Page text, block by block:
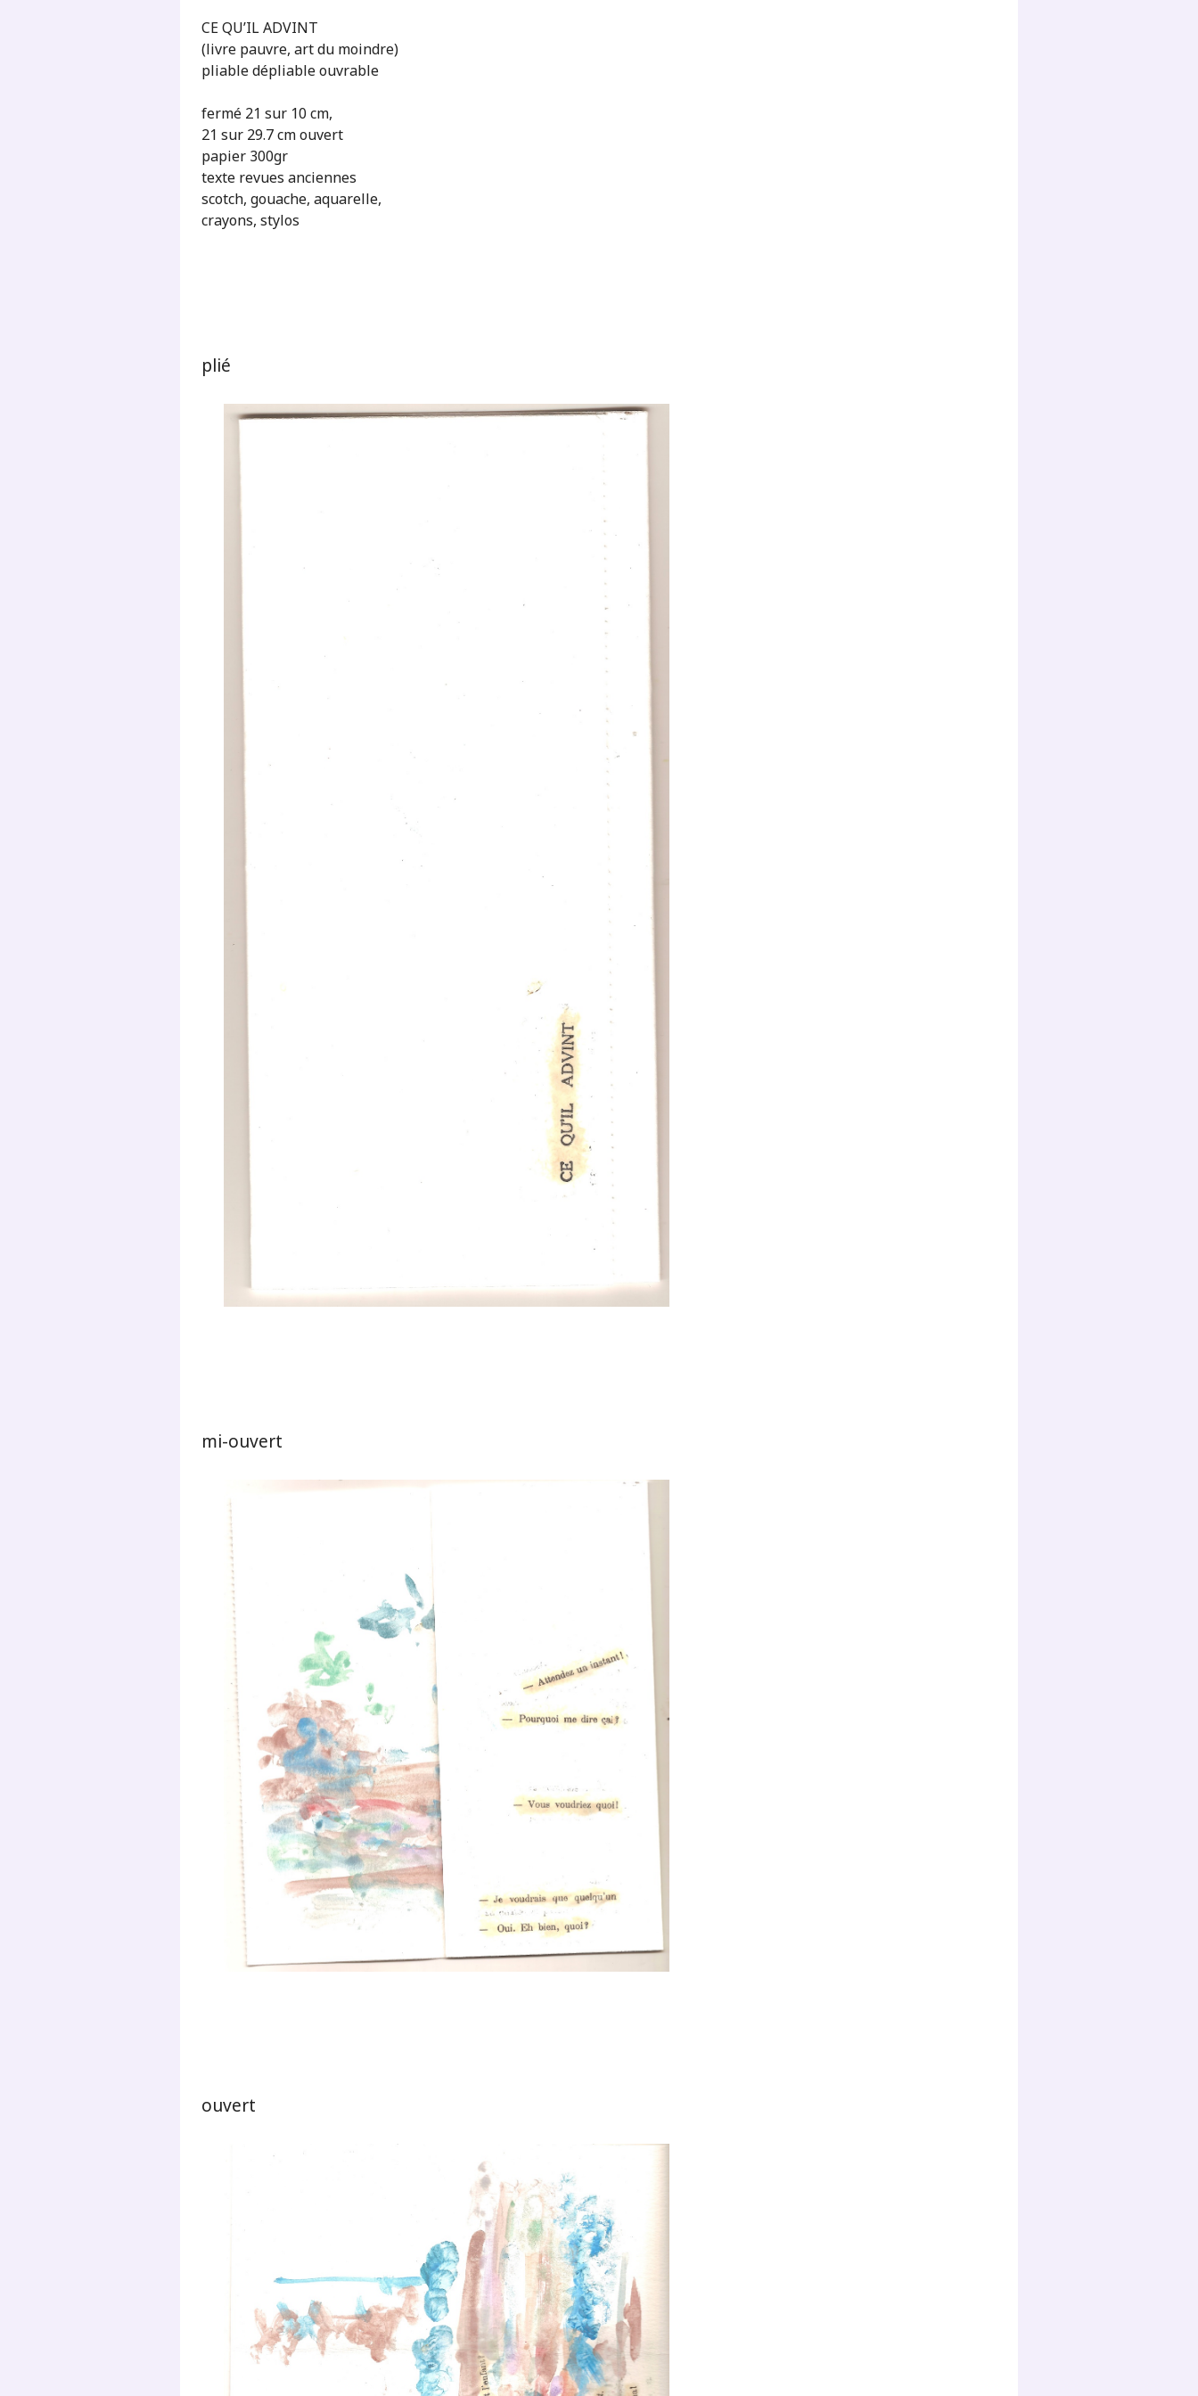
CE QU’IL ADVINT
(livre pauvre, art du moindre)
pliable dépliable ouvrable
fermé 21 sur 10 cm,
21 sur 29.7 cm ouvert
papier 300gr
texte revues anciennes
scotch, gouache, aquarelle,
crayons, stylos
plié
mi-ouvert
ouvert